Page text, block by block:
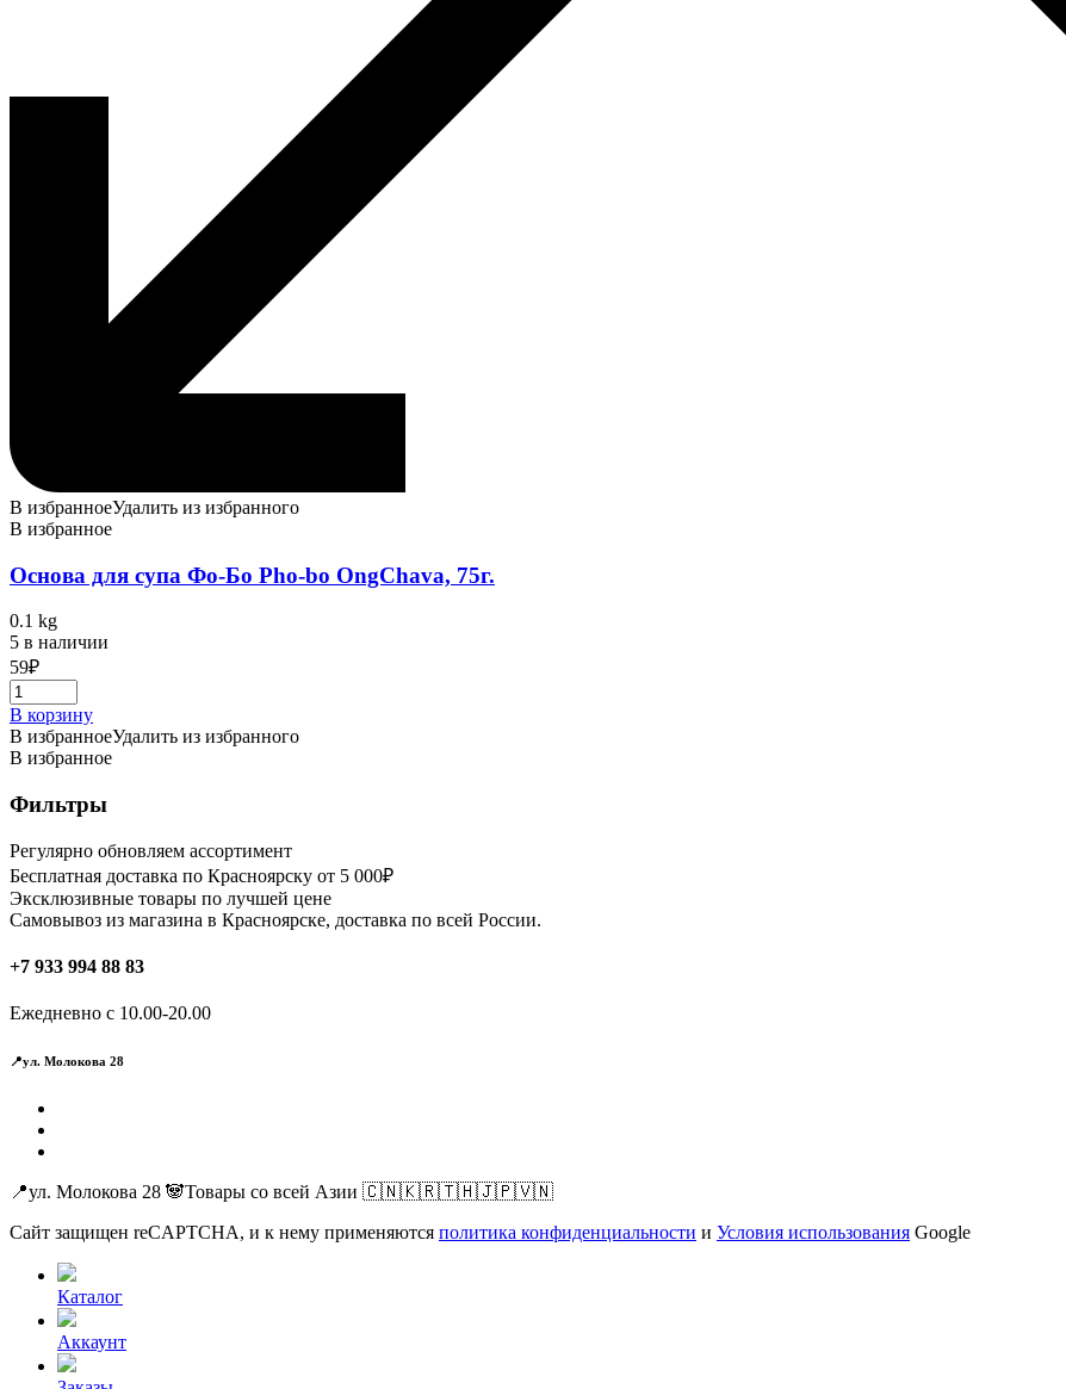
В избранноеУдалить из избранного
В избранное
Основа для супа Фо-Бо Pho-bo OngChava, 75г.
0.1 kg
5 в наличии
59₽
В корзину
В избранноеУдалить из избранного
В избранное
Фильтры
Регулярно обновляем ассортимент
Бесплатная доставка по Красноярску от 5 000₽
Эксклюзивные товары по лучшей цене
Самовывоз из магазина в Красноярске, доставка по всей России.
+7 933 994 88 83
Ежедневно с 10.00-20.00
📍ул. Молокова 28
📍ул. Молокова 28 🐼Товары со всей Азии 🇨🇳🇰🇷🇹🇭🇯🇵🇻🇳
Сайт защищен reCAPTCHA, и к нему применяются политика конфиденциальности и Условия использования Google
Каталог
Аккаунт